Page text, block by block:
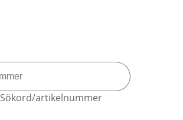
Sökord/artikelnummer